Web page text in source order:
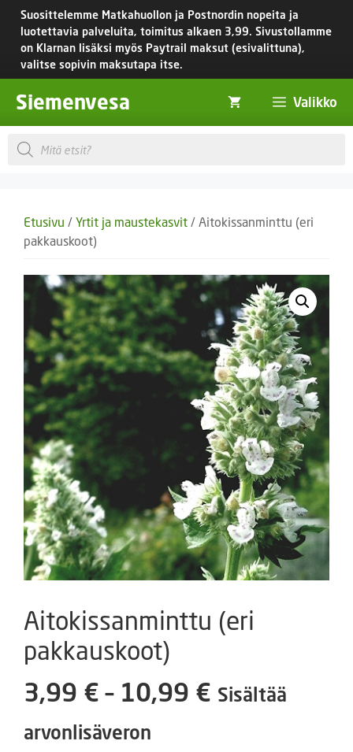
Siirry
sisältöön
Suosittelemme Matkahuollon ja Postnordin nopeita ja
luotettavia palveluita, toimitus alkaen 3,99. Sivustollamme
on Klarnan lisäksi myös Paytrail maksut (esivalittuna),
valitse sopivin maksutapa itse.
Siemenvesa Valikko
Products
search
Etusivu / Yrtit ja maustekasvit / Aitokissanminttu (eri
pakkauskoot)
Aitokissanminttu (eri
pakkauskoot)
3,99 € – 10,99 € Sisältää
arvonlisäveron